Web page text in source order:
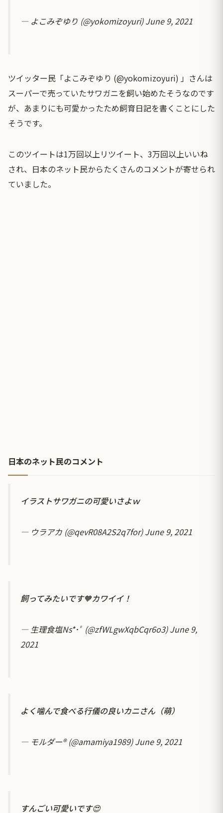
— よこみぞゆり (@yokomizoyuri)June 9, 2021
ツイッター民「よこみぞゆり (@yokomizoyuri) 」さんは
スーパーで売っていたサワガニを飼い始めたそうなのです
が、あまりにも可愛かったため飼育日記を書くことにした
そうです。
このツイートは1万回以上リツイート、3万回以上いいね
され、日本のネット民からたくさんのコメントが寄せられ
ていました。
日本のネット民のコメント
イラストサワガニの可愛いさよｗ
— ウラアカ (@qevR08A2S2q7for)June 9, 2021
飼ってみたいです🧡カワイイ！
— 生理食塩Ns*･ﾟ (@zfWLgwXqbCqr6o3)June 9,
2021
よく噛んで食べる行儀の良いカニさん（萌）
— モルダー®️ (@amamiya1989)June 9, 2021
すんごい可愛いです😍